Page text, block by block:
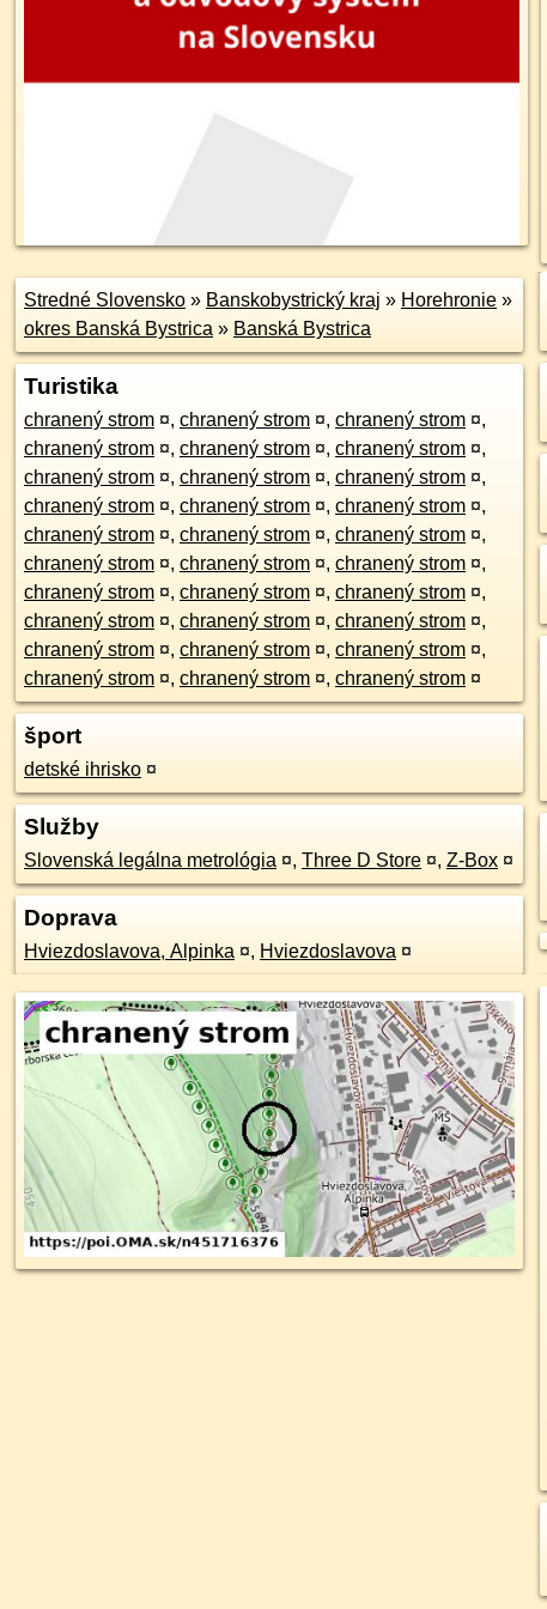
Stredné Slovensko » Banskobystrický kraj » Horehronie »
okres Banská Bystrica » Banská Bystrica
Turistika
chranený strom ¤, chranený strom ¤, chranený strom ¤,
chranený strom ¤, chranený strom ¤, chranený strom ¤,
chranený strom ¤, chranený strom ¤, chranený strom ¤,
chranený strom ¤, chranený strom ¤, chranený strom ¤,
chranený strom ¤, chranený strom ¤, chranený strom ¤,
chranený strom ¤, chranený strom ¤, chranený strom ¤,
chranený strom ¤, chranený strom ¤, chranený strom ¤,
chranený strom ¤, chranený strom ¤, chranený strom ¤,
chranený strom ¤, chranený strom ¤, chranený strom ¤,
chranený strom ¤, chranený strom ¤, chranený strom ¤
šport
detské ihrisko ¤
Služby
Slovenská legálna metrológia ¤, Three D Store ¤, Z-Box ¤
Doprava
Hviezdoslavova, Alpinka ¤, Hviezdoslavova ¤